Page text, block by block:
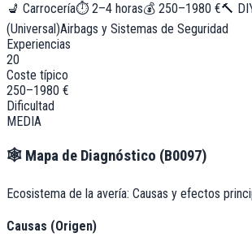
💺 Carrocería⏱ 2–4 horas💰 250–1980 €🔨
(Universal)Airbags y Sistemas de Seguridad
Experiencias
20
Coste típico
250–1980 €
Dificultad
MEDIA
🕸️ Mapa de Diagnóstico (B0097)
Ecosistema de la avería: Causas y efectos
Causas (Origen)